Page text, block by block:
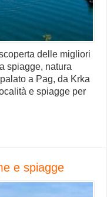
delle migliori
spiagge, natura
a Pag, da Krka
e spiagge per
e spiagge